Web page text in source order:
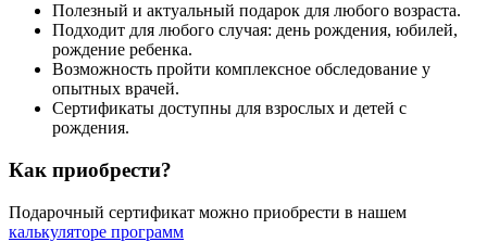
Полезный и актуальный подарок для любого возраста.
Подходит для любого случая: день рождения, юбилей,
рождение ребенка.
Возможность пройти комплексное обследование у
опытных врачей.
Сертификаты доступны для взрослых и детей с
рождения.
Как приобрести?
Подарочный сертификат можно приобрести в нашем
калькуляторе программ